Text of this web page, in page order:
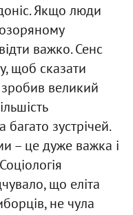
Якщо люди
важко. Сенс
щоб сказати
великий
зустрічей.
– це дуже важка і
що еліта
не чула